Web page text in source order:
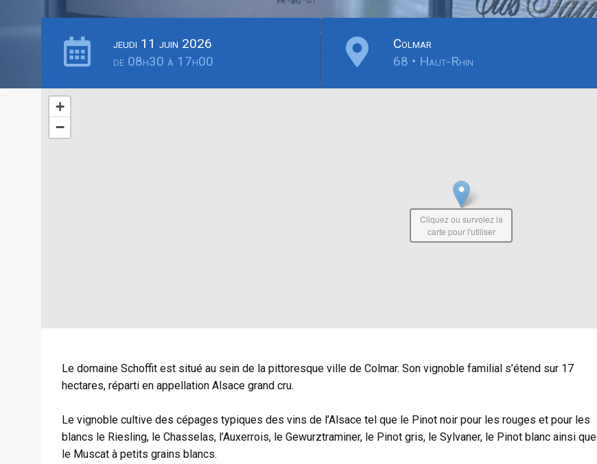
jeudi 11 juin 2026
de 08h30 à 17h00
Colmar
68 • Haut-Rhin
+
−
Cliquez ou survolez la
carte pour l'utiliser
Le domaine Schoffit est situé au sein de la pittoresque ville de Colmar. Son vignoble familial s’étend sur 17
hectares, réparti en appellation Alsace grand cru.
Le vignoble cultive des cépages typiques des vins de l’Alsace tel que le Pinot noir pour les rouges et pour les
blancs le Riesling, le Chasselas, l’Auxerrois, le Gewurztraminer, le Pinot gris, le Sylvaner, le Pinot blanc ainsi que
le Muscat à petits grains blancs.